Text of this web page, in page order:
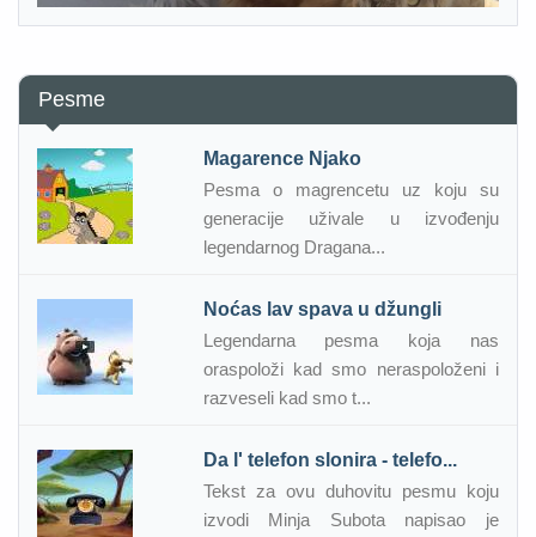
Pesme
Magarence Njako
Pesma o magrencetu uz koju su
generacije uživale u izvođenju
legendarnog Dragana...
Noćas lav spava u džungli
Legendarna pesma koja nas
oraspoloži kad smo neraspoloženi i
razveseli kad smo t...
Da l' telefon slonira - telefo...
Tekst za ovu duhovitu pesmu koju
izvodi Minja Subota napisao je